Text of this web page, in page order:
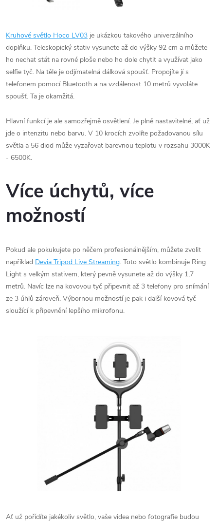
Kruhové světlo Hoco LV03 je ukázkou takového univerzálního
doplňku. Teleskopický stativ vysunete až do výšky 92 cm a můžete
ho nechat stát na rovné ploše nebo ho dole chytit a využívat jako
selfie tyč. Na těle je odjímatelná dálková spoušť. Propojíte jí s
telefonem pomocí Bluetooth a na vzdálenost 10 metrů vyvoláte
spoušť. Ta je okamžitá.
Hlavní funkcí je ale samozřejmě osvětlení. Je plně nastavitelné, ať už
jde o intenzitu nebo barvu. V 10 krocích zvolíte požadovanou sílu
světla a 56 diod může vyzařovat barevnou teplotu v rozsahu 3000K
- 6500K.
Více úchytů, více
možností
Pokud ale pokukujete po něčem profesionálnějším, můžete zvolit
například Devia Tripod Live Streaming. Toto světlo kombinuje Ring
Light s velkým stativem, který pevně vysunete až do výšky 1,7
metrů. Navíc lze na kovovou tyč připevnit až 3 telefony pro snímání
ze 3 úhlů zároveň. Výbornou možností je pak i další kovová tyč
sloužící k připevnění lepšího mikrofonu.
Ať už pořídíte jakékoliv světlo, vaše videa nebo fotografie budou